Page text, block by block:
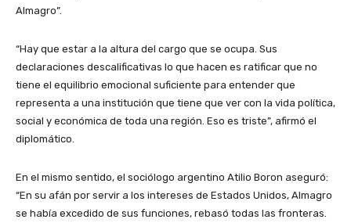
Almagro”.
“Hay que estar a la altura del cargo que se ocupa. Sus
declaraciones descalificativas lo que hacen es ratificar que no
tiene el equilibrio emocional suficiente para entender que
representa a una institución que tiene que ver con la vida política,
social y económica de toda una región. Eso es triste”, afirmó el
diplomático.
En el mismo sentido, el sociólogo argentino Atilio Boron aseguró:
“En su afán por servir a los intereses de Estados Unidos, Almagro
se había excedido de sus funciones, rebasó todas las fronteras.